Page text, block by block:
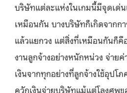
บริษัทแต่ละแห่งในเกมนี้มีจุดเด่
เหมือนกัน บางบริษัทก็เกิดจากก
แล้วแยกวง แต่สิ่งที่เหมือนกันก็
งานลูกจ้างอย่างหนักหน่วง จ่าย
เงินจากทุกอย่างที่ลูกจ้างใช้อุปโ
ควักเงินจ่ายบริษัทแม้แต่โลงศพ